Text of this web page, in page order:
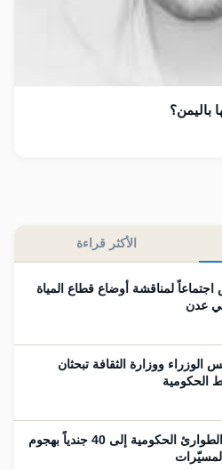
باليمن؟
الأكثر قراءة
لمناقشة أوضاع قطاع المياة
عدن
الوزراء ووزارة الثقافة تبحثان
الحكومية
ارتفاع قتلى قوات الطوارئ الحكومية إلى 40 جندياً بهجوم